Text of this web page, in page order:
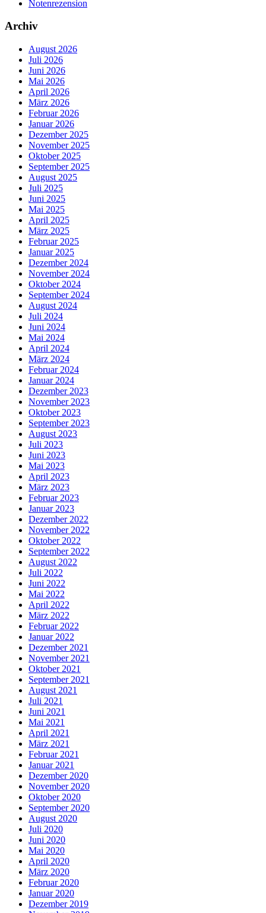
Notenrezension
Archiv
August 2026
Juli 2026
Juni 2026
Mai 2026
April 2026
März 2026
Februar 2026
Januar 2026
Dezember 2025
November 2025
Oktober 2025
September 2025
August 2025
Juli 2025
Juni 2025
Mai 2025
April 2025
März 2025
Februar 2025
Januar 2025
Dezember 2024
November 2024
Oktober 2024
September 2024
August 2024
Juli 2024
Juni 2024
Mai 2024
April 2024
März 2024
Februar 2024
Januar 2024
Dezember 2023
November 2023
Oktober 2023
September 2023
August 2023
Juli 2023
Juni 2023
Mai 2023
April 2023
März 2023
Februar 2023
Januar 2023
Dezember 2022
November 2022
Oktober 2022
September 2022
August 2022
Juli 2022
Juni 2022
Mai 2022
April 2022
März 2022
Februar 2022
Januar 2022
Dezember 2021
November 2021
Oktober 2021
September 2021
August 2021
Juli 2021
Juni 2021
Mai 2021
April 2021
März 2021
Februar 2021
Januar 2021
Dezember 2020
November 2020
Oktober 2020
September 2020
August 2020
Juli 2020
Juni 2020
Mai 2020
April 2020
März 2020
Februar 2020
Januar 2020
Dezember 2019